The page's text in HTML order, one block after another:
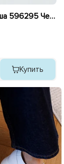
Кеды женские замша 596295 Черный
Купить